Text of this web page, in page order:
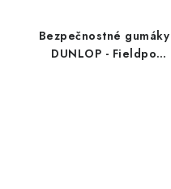
Bezpečnostné gumáky
DUNLOP - Fieldpo